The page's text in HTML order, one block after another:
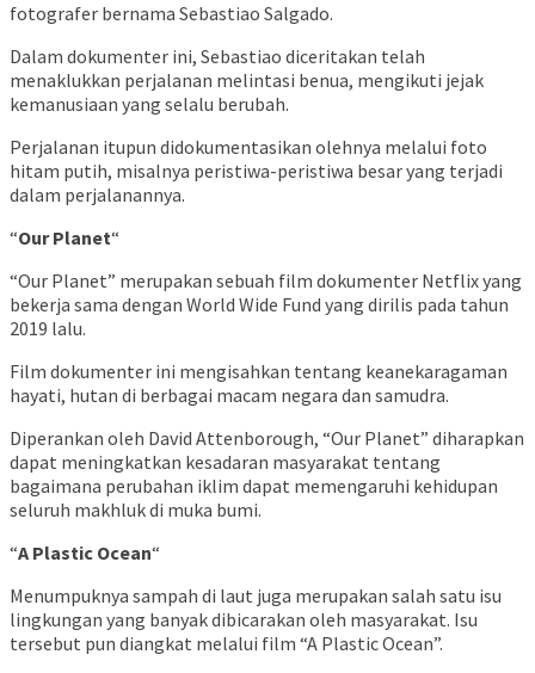
fotografer bernama Sebastiao Salgado.
Dalam dokumenter ini, Sebastiao diceritakan telah
menaklukkan perjalanan melintasi benua, mengikuti jejak
kemanusiaan yang selalu berubah.
Perjalanan itupun didokumentasikan olehnya melalui foto
hitam putih, misalnya peristiwa-peristiwa besar yang terjadi
dalam perjalanannya.
“Our Planet“
“Our Planet” merupakan sebuah film dokumenter Netflix yang
bekerja sama dengan World Wide Fund yang dirilis pada tahun
2019 lalu.
Film dokumenter ini mengisahkan tentang keanekaragaman
hayati, hutan di berbagai macam negara dan samudra.
Diperankan oleh David Attenborough, “Our Planet” diharapkan
dapat meningkatkan kesadaran masyarakat tentang
bagaimana perubahan iklim dapat memengaruhi kehidupan
seluruh makhluk di muka bumi.
“A Plastic Ocean“
​​Menumpuknya sampah di laut juga merupakan salah satu isu
lingkungan yang banyak dibicarakan oleh masyarakat. Isu
tersebut pun diangkat melalui film “A Plastic Ocean”.